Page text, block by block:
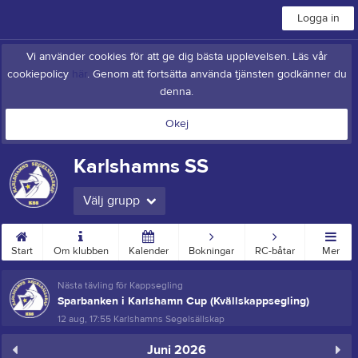
Logga in
Vi använder cookies för att ge dig bästa upplevelsen. Läs vår
cookiepolicy
. Genom att fortsätta använda tjänsten godkänner du
denna.
Okej
Karlshamns SS
Välj grupp
Start Om klubben Kalender Bokningar RC-båtar Mer
Nästa tävling för Kappsegling
Sparbanken i Karlshamn Cup (Kvällskappsegling)
12 aug, 17:55 Karlshamns Segelsällskap
Juni 2026